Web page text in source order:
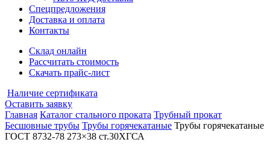
Спецпредложения
Доставка и оплата
Контакты
Склад онлайн
Рассчитать стоимость
Скачать прайс-лист
Наличие сертификата
Оставить заявку
Главная Каталог стального проката Трубный прокат
Бесшовные трубы Трубы горячекатаные Трубы горячекатаные
ГОСТ 8732-78 273×38 ст.30ХГСА